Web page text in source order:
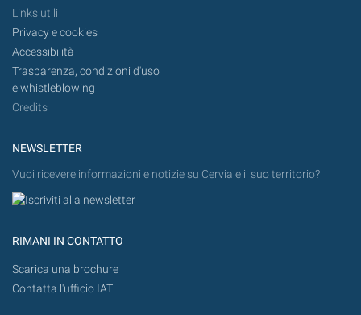
Links utili
Privacy e cookies
Accessibilità
Trasparenza, condizioni d'uso
e whistleblowing
Credits
NEWSLETTER
Vuoi ricevere informazioni e notizie su Cervia e il suo territorio?
RIMANI IN CONTATTO
Scarica una brochure
Contatta l'ufficio IAT